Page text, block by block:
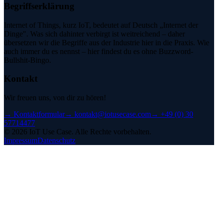
Begriffserklärung
Internet of Things, kurz IoT, bedeutet auf Deutsch „Internet der
Dinge". Was sich dahinter verbirgt ist weitreichend – daher
übersetzen wir die Begriffe aus der Industrie hier in die Praxis. Wie
auch immer du es nennst – hier findest du es ohne Buzzword-
Bullshit-Bingo.
Kontakt
Wir freuen uns, von dir zu hören!
→ Kontaktformular→ kontakt@iotusecase.com→ +49 (0) 30
57714477
© 2026 IoT Use Case. Alle Rechte vorbehalten.
ImpressumDatenschutz